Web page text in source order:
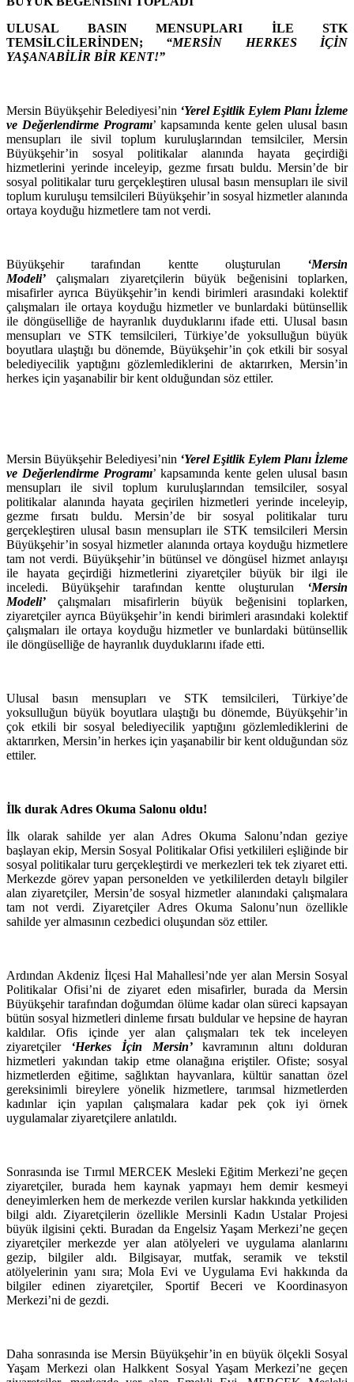
ULUSAL BASIN MENSUPLARI İLE STK
TEMSİLCİLERİNDEN; “MERSİN HERKES İÇİN
YAŞANABİLİR BİR KENT!”
Mersin Büyükşehir Belediyesi’nin ‘Yerel Eşitlik Eylem Planı İzleme
ve Değerlendirme Programı’ kapsamında kente gelen ulusal basın
mensupları ile sivil toplum kuruluşlarından temsilciler, Mersin
Büyükşehir’in sosyal politikalar alanında hayata geçirdiği
hizmetlerini yerinde inceleyip, gezme fırsatı buldu. Mersin’de bir
sosyal politikalar turu gerçekleştiren ulusal basın mensupları ile sivil
toplum kuruluşu temsilcileri Büyükşehir’in sosyal hizmetler alanında
ortaya koyduğu hizmetlere tam not verdi.
Büyükşehir tarafından kentte oluşturulan ‘Mersin
Modeli’ çalışmaları ziyaretçilerin büyük beğenisini toplarken,
misafirler ayrıca Büyükşehir’in kendi birimleri arasındaki kolektif
çalışmaları ile ortaya koyduğu hizmetler ve bunlardaki bütünsellik
ile döngüselliğe de hayranlık duyduklarını ifade etti. Ulusal basın
mensupları ve STK temsilcileri, Türkiye’de yoksulluğun büyük
boyutlara ulaştığı bu dönemde, Büyükşehir’in çok etkili bir sosyal
belediyecilik yaptığını gözlemlediklerini de aktarırken, Mersin’in
herkes için yaşanabilir bir kent olduğundan söz ettiler.
Mersin Büyükşehir Belediyesi’nin ‘Yerel Eşitlik Eylem Planı İzleme
ve Değerlendirme Programı’ kapsamında kente gelen ulusal basın
mensupları ile sivil toplum kuruluşlarından temsilciler, sosyal
politikalar alanında hayata geçirilen hizmetleri yerinde inceleyip,
gezme fırsatı buldu. Mersin’de bir sosyal politikalar turu
gerçekleştiren ulusal basın mensupları ile STK temsilcileri Mersin
Büyükşehir’in sosyal hizmetler alanında ortaya koyduğu hizmetlere
tam not verdi. Büyükşehir’in bütünsel ve döngüsel hizmet anlayışı
ile hayata geçirdiği hizmetlerini ziyaretçiler büyük bir ilgi ile
inceledi. Büyükşehir tarafından kentte oluşturulan ‘Mersin
Modeli’ çalışmaları misafirlerin büyük beğenisini toplarken,
ziyaretçiler ayrıca Büyükşehir’in kendi birimleri arasındaki kolektif
çalışmaları ile ortaya koyduğu hizmetler ve bunlardaki bütünsellik
ile döngüselliğe de hayranlık duyduklarını ifade etti.
Ulusal basın mensupları ve STK temsilcileri, Türkiye’de
yoksulluğun büyük boyutlara ulaştığı bu dönemde, Büyükşehir’in
çok etkili bir sosyal belediyecilik yaptığını gözlemlediklerini de
aktarırken, Mersin’in herkes için yaşanabilir bir kent olduğundan söz
ettiler.
İlk durak Adres Okuma Salonu oldu!
İlk olarak sahilde yer alan Adres Okuma Salonu’ndan geziye
başlayan ekip, Mersin Sosyal Politikalar Ofisi yetkilileri eşliğinde bir
sosyal politikalar turu gerçekleştirdi ve merkezleri tek tek ziyaret etti.
Merkezde görev yapan personelden ve yetkililerden detaylı bilgiler
alan ziyaretçiler, Mersin’de sosyal hizmetler alanındaki çalışmalara
tam not verdi. Ziyaretçiler Adres Okuma Salonu’nun özellikle
sahilde yer almasının cezbedici oluşundan söz ettiler.
Ardından Akdeniz İlçesi Hal Mahallesi’nde yer alan Mersin Sosyal
Politikalar Ofisi’ni de ziyaret eden misafirler, burada da Mersin
Büyükşehir tarafından doğumdan ölüme kadar olan süreci kapsayan
bütün sosyal hizmetleri dinleme fırsatı buldular ve hepsine de hayran
kaldılar. Ofis içinde yer alan çalışmaları tek tek inceleyen
ziyaretçiler ‘Herkes İçin Mersin’kavramının altını dolduran
hizmetleri yakından takip etme olanağına eriştiler. Ofiste; sosyal
hizmetlerden eğitime, sağlıktan hayvanlara, kültür sanattan özel
gereksinimli bireylere yönelik hizmetlere, tarımsal hizmetlerden
kadınlar için yapılan çalışmalara kadar pek çok iyi örnek
uygulamalar ziyaretçilere anlatıldı.
Sonrasında ise Tırmıl MERCEK Mesleki Eğitim Merkezi’ne geçen
ziyaretçiler, burada hem kaynak yapmayı hem demir kesmeyi
deneyimlerken hem de merkezde verilen kurslar hakkında yetkiliden
bilgi aldı. Ziyaretçilerin özellikle Mersinli Kadın Ustalar Projesi
büyük ilgisini çekti. Buradan da Engelsiz Yaşam Merkezi’ne geçen
ziyaretçiler merkezde yer alan atölyeleri ve uygulama alanlarını
gezip, bilgiler aldı. Bilgisayar, mutfak, seramik ve tekstil
atölyelerinin yanı sıra; Mola Evi ve Uygulama Evi hakkında da
bilgiler edinen ziyaretçiler, Sportif Beceri ve Koordinasyon
Merkezi’ni de gezdi.
Daha sonrasında ise Mersin Büyükşehir’in en büyük ölçekli Sosyal
Yaşam Merkezi olan Halkkent Sosyal Yaşam Merkezi’ne geçen